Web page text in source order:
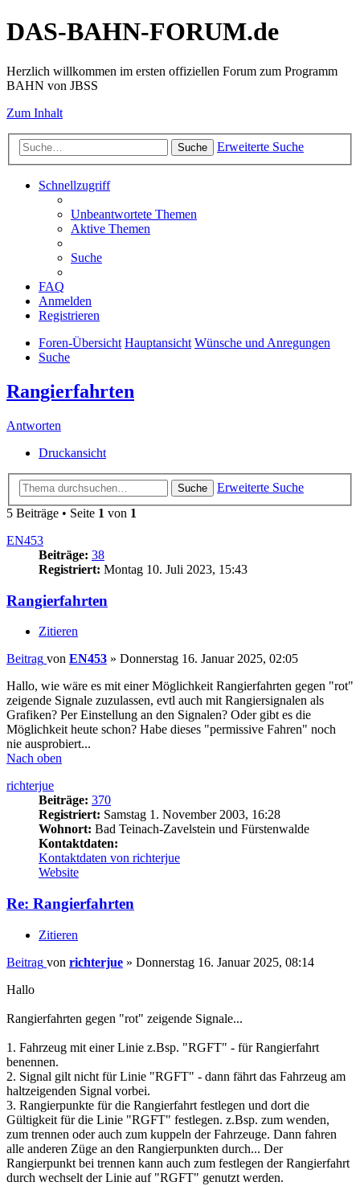
DAS-BAHN-FORUM.de
Herzlich willkommen im ersten offiziellen Forum zum Programm
BAHN von JBSS
Zum Inhalt
Suche Erweiterte Suche
Schnellzugriff
Unbeantwortete Themen
Aktive Themen
Suche
FAQ
Anmelden
Registrieren
Foren-Übersicht Hauptansicht Wünsche und Anregungen
Suche
Rangierfahrten
Antworten
Druckansicht
Suche
Erweiterte Suche
5 Beiträge • Seite 1 von 1
EN453
Beiträge: 38
Registriert: Montag 10. Juli 2023, 15:43
Rangierfahrten
Zitieren
Beitrag von EN453 » Donnerstag 16. Januar 2025, 02:05
Hallo, wie wäre es mit einer Möglichkeit Rangierfahrten gegen "rot"
zeigende Signale zuzulassen, evtl auch mit Rangiersignalen als
Grafiken? Per Einstellung an den Signalen? Oder gibt es die
Möglichkeit heute schon? Habe dieses "permissive Fahren" noch
nie ausprobiert...
Nach oben
richterjue
Beiträge: 370
Registriert: Samstag 1. November 2003, 16:28
Wohnort: Bad Teinach-Zavelstein und Fürstenwalde
Kontaktdaten:
Kontaktdaten von richterjue
Website
Re: Rangierfahrten
Zitieren
Beitrag von richterjue » Donnerstag 16. Januar 2025, 08:14
Hallo
Rangierfahrten gegen "rot" zeigende Signale...
1. Fahrzeug mit einer Linie z.Bsp. "RGFT" - für Rangierfahrt
benennen.
2. Signal gilt nicht für Linie "RGFT" - dann fährt das Fahrzeug am
haltzeigenden Signal vorbei.
3. Rangierpunkte für die Rangierfahrt festlegen und dort die
Gültigkeit für die Linie "RGFT" festlegen. z.Bsp. zum wenden,
zum trennen oder auch zum kuppeln der Fahrzeuge. Dann fahren
alle anderen Züge an den Rangierpunkten durch... Der
Rangierpunkt bei trennen kann auch zum festlegen der Rangierfahrt
durch wechselt der Linie auf "RGFT" genutzt werden.